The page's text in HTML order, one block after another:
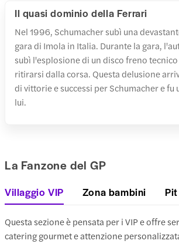
Il quasi dominio della Ferrari
Nel 1996, Schumacher subì una
gara di Imola in Italia. Durante la gara,
subì l'esplosione di un disco freno
ritirarsi dalla corsa. Questa delusione
di vittorie e successi per Schumacher e
lui.
La Fanzone del GP
Villaggio VIP Zona bambini
Questa sezione è pensata per i VIP e offre
catering gourmet e attenzione